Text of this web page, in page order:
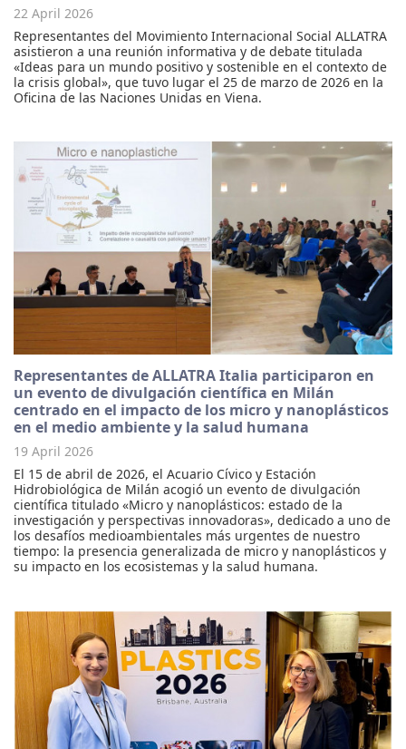
22 April 2026
Representantes del Movimiento Internacional Social ALLATRA
asistieron a una reunión informativa y de debate titulada
«Ideas para un mundo positivo y sostenible en el contexto de
la crisis global», que tuvo lugar el 25 de marzo de 2026 en la
Oficina de las Naciones Unidas en Viena.
Representantes de ALLATRA Italia participaron en
un evento de divulgación científica en Milán
centrado en el impacto de los micro y nanoplásticos
en el medio ambiente y la salud humana
19 April 2026
El 15 de abril de 2026, el Acuario Cívico y Estación
Hidrobiológica de Milán acogió un evento de divulgación
científica titulado «Micro y nanoplásticos: estado de la
investigación y perspectivas innovadoras», dedicado a uno de
los desafíos medioambientales más urgentes de nuestro
tiempo: la presencia generalizada de micro y nanoplásticos y
su impacto en los ecosistemas y la salud humana.